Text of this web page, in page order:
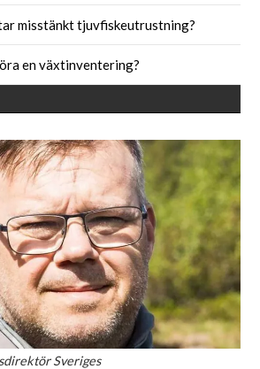
misstänkt tjuvfiskeutrustning?
en växtinventering?
Sveriges